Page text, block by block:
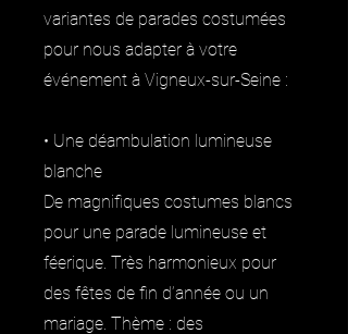
variantes de parades costumées
pour nous adapter à votre
événement à Vigneux-sur-Seine :
• Une déambulation lumineuse
blanche
De magnifiques costumes blancs
pour une parade lumineuse et
féerique. Très harmonieux pour
des fêtes de fin d’année ou un
mariage. Thème : des